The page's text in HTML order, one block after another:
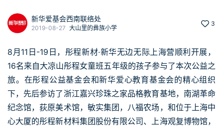
新华爱基会西南联络处
2019-08-27 大山里的彝族小学
3
8月11日-19日，彤程新材·新华无边无际上海营顺利开展，
16名来自大凉山彤程女童班五年级的孩子参与了本次公益之
旅。在彤程公益基金会和新华爱心教育基金会的精心组织
下，先后参访了浙江嘉兴珍珠之家品格教育基地，南湖革命
纪念馆，荻原美术馆，敏实集团，八福农场，和位于上海中
心大厦的彤程新材料集团股份有限公司、上海观复博物馆，